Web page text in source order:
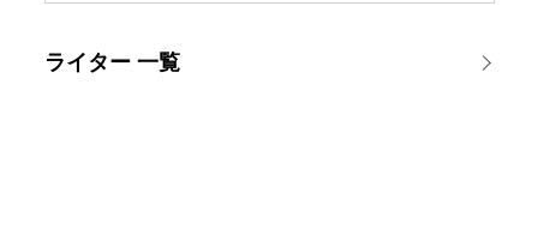
ライター 一覧